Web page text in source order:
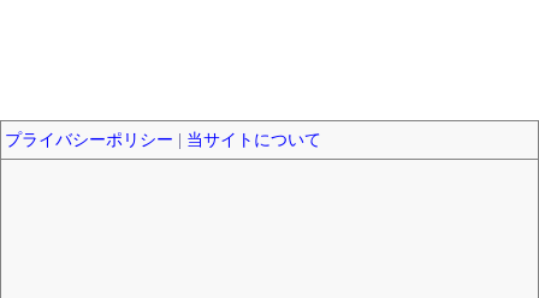
プライバシーポリシー 当サイトについて